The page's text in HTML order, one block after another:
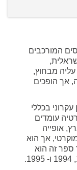
המורכבים
מבחוץ,
אך הופכים
בכללי
עומדים
אופייה
אך הוא
ספר זה הוא